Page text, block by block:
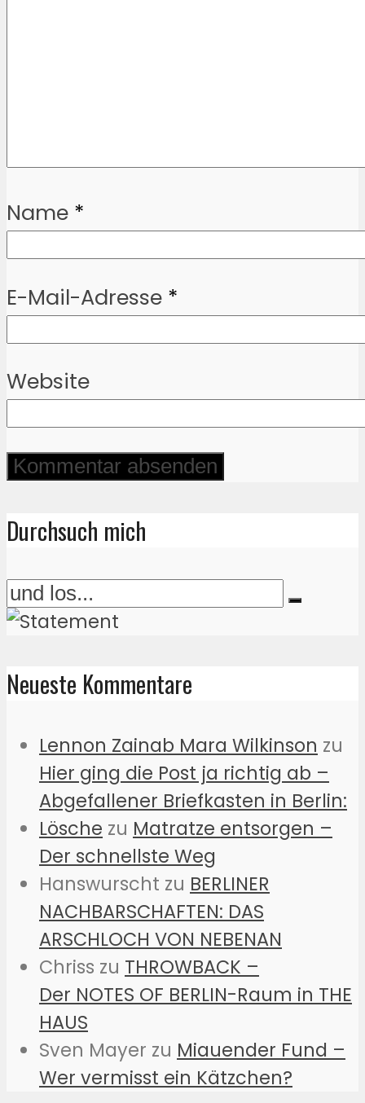
Name *
E-Mail-Adresse *
Website
Durchsuch mich
Neueste Kommentare
Lennon Zainab Mara Wilkinson zu
Hier ging die Post ja richtig ab –
Abgefallener Briefkasten in Berlin:
Lösche zu Matratze entsorgen –
Der schnellste Weg
Hanswurscht zu BERLINER
NACHBARSCHAFTEN: DAS
ARSCHLOCH VON NEBENAN
Chriss zu THROWBACK –
Der NOTES OF BERLIN-Raum in THE
HAUS
Sven Mayer zu Miauender Fund –
Wer vermisst ein Kätzchen?